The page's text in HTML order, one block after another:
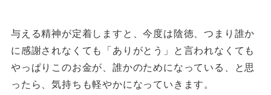
与える精神が定着しますと、今度は陰徳、つまり誰か
に感謝されなくても「ありがとう」と言われなくても
やっぱりこのお金が、誰かのためになっている、と思
ったら、気持ちも軽やかになっていきます。